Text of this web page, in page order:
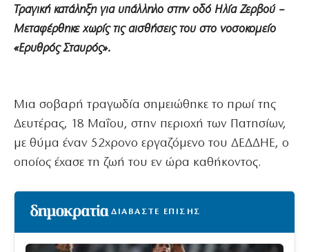
Τραγική κατάληξη για υπάλληλο στην οδό Ηλία Ζερβού –
Μεταφέρθηκε χωρίς τις αισθήσεις του στο νοσοκομείο
«Ερυθρός Σταυρός».
Μια σοβαρή τραγωδία σημειώθηκε το πρωί της
Δευτέρας, 18 Μαΐου, στην περιοχή των Πατησίων,
με θύμα έναν 52χρονο εργαζόμενο του ΔΕΔΔΗΕ, ο
οποίος έχασε τη ζωή του εν ώρα καθήκοντος.
ΔΙΑΒΑΣΤΕ ΕΠΙΣΗΣ